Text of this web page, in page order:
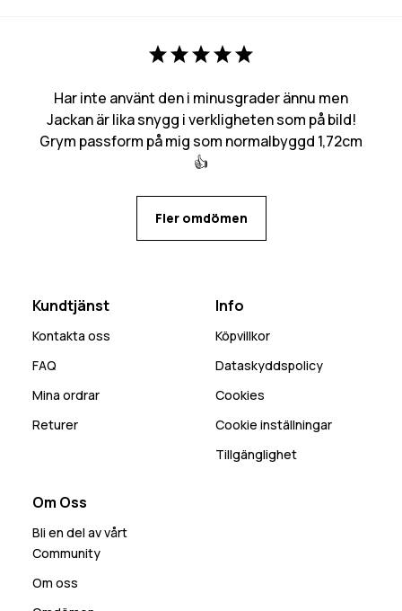
Har inte använt den i minusgrader ännu men
Jackan är lika snygg i verkligheten som på bild!
Grym passform på mig som normalbyggd 1,72cm
👍
Fler omdömen
Kundtjänst
Kontakta oss
FAQ
Mina ordrar
Returer
Info
Köpvillkor
Dataskyddspolicy
Cookies
Cookie inställningar
Tillgänglighet
Om Oss
Bli en del av vårt
Community
Om oss